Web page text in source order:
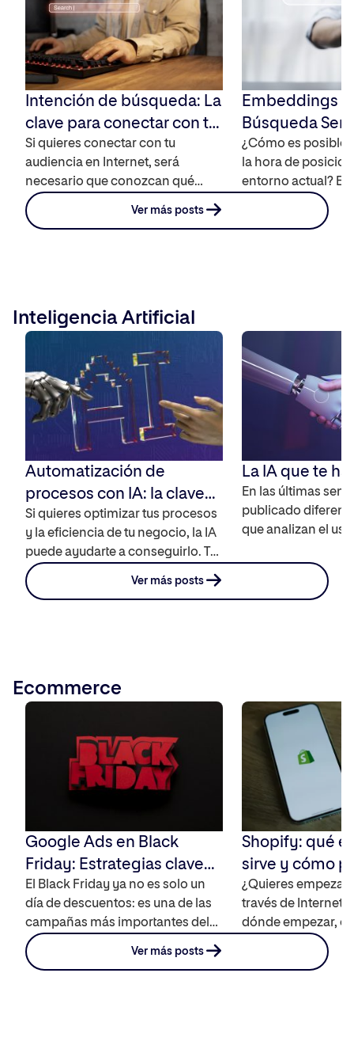
personas. ¿Qué
Intención de búsqueda: La
clave para conectar con tu
audiencia
Si quieres conectar con tu
audiencia en Internet, será
necesario que conozcan qué
necesitan y para ello, es
imprescindible saber qué es la
usuario? La intención de
búsqueda es el conjunto de
motivaciones que […]
Embeddings
Búsqueda
DKS
¿Cómo es posible
la hora de
entorno actual? El
se queda corto,
necesario
forma en la […]
Ver más posts
Inteligencia Artificial
Automatización de
procesos con IA: la clave
para la eficiencia y la
innovación
Si quieres optimizar tus procesos
y la eficiencia de tu negocio, la IA
puede ayudarte a conseguirlo. Te
contamos cómo funciona la
automatización de procesos con
automatización de procesos se
basa en usar sistemas
La IA que te
En las últimas
publicado
que analizan el uso
(Observatorio
como, el informe
Ver más posts
Ecommerce
Google Ads en Black
Friday: Estrategias clave
para aumentar tus ventas
digitales
El Black Friday ya no es solo un
día de descuentos: es una de las
campañas más importantes del
año para las ventas online.
Durante estas fechas, millones de
Shopify: qué
sirve y cómo
impulsar tu
¿Quieres empezar
través de Internet
dónde empezar,
tienda y qué
Shopify puede
Ver más posts